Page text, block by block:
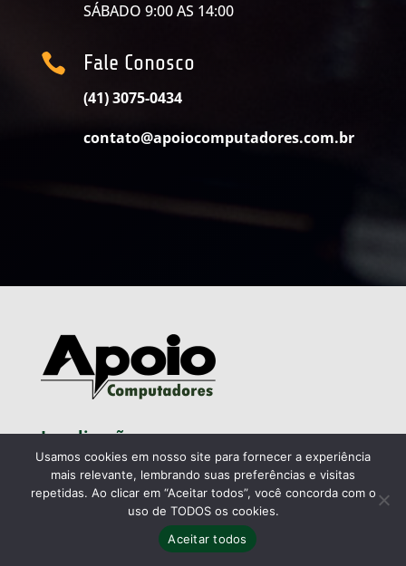
SÁBADO 9:00 AS 14:00
 Fale Conosco
(41) 3075-0434
contato@apoiocomputadores.com.br
Localização
PRAÇA OSÓRIO 457CENTRO CURITIBA/PR
SEGUNDA À SEXTA DAS 9:00 ÀS 18:30
SÁBADO 9:00 AS 14:00
Usamos cookies em nosso site para fornecer a experiência
mais relevante, lembrando suas preferências e visitas
repetidas. Ao clicar em “Aceitar todos”, você concorda com o
uso de TODOS os cookies.
Aceitar todos